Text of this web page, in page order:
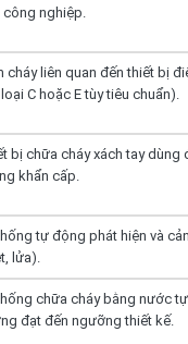
công nghiệp.
cháy liên quan đến thiết bị
C hoặc E tùy tiêu chuẩn).
bị chữa cháy xách tay
khẩn cấp.
tự động phát hiện và
lửa).
chữa cháy bằng nước
đạt đến ngưỡng thiết kế.